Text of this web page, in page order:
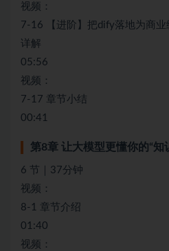
视频：
7-16 【进阶】把dify落地为商
详解
05:56
视频：
7-17 章节小结
00:41
第8章 让大模型更懂你的“知
6 节｜37分钟
视频：
8-1 章节介绍
01:40
视频：